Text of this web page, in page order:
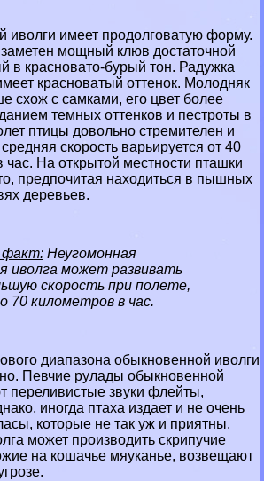
иволги имеет продолговатую форму.
мощный клюв достаточной
в красновато-бурый тон. Радужка
красноватый оттенок. Молодняк
схож с самками, его цвет более
темных оттенков и пестроты в
птицы довольно стремителен и
скорость варьируется от 40
час. На открытой местности пташки
предпочитая находиться в пышных
деревьев.
факт: Неугомонная
иволга может развивать
скорость при полете,
70 километров в час.
диапазона обыкновенной иволги
Певчие рулады обыкновенной
переливистые звуки флейты,
иногда птаха издает и не очень
которые не так уж и приятны.
может производить скрипучие
на кошачье мяуканье, возвещают